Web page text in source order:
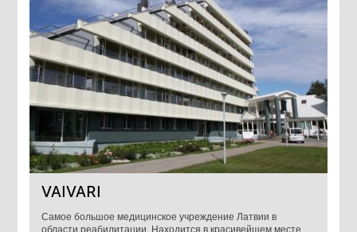
VAIVARI
Самое большое медицинское учреждение Латвии в
области реабилитации. Находится в красивейшем месте